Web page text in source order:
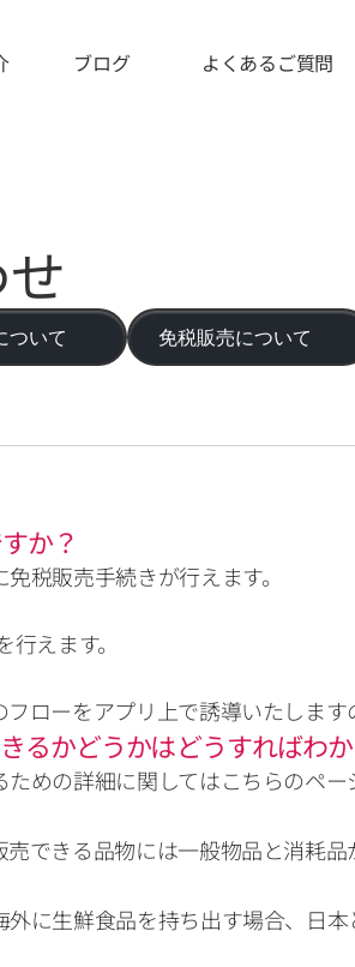
ブログ よくあるご質問
ついて 免税販売について
か？
税販売手続きが行えます。
えます。
ローをアプリ上で誘導いたします
るかどうかはどうすればわ
めの詳細に関してはこちらのペー
できる品物には一般物品と消耗品
に生鮮食品を持ち出す場合、日